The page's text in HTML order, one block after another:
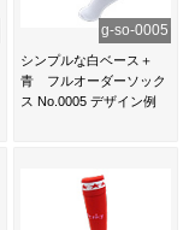
g-so-0005
シンプルな白ベース＋
青 フルオーダーソック
ス No.0005 デザイン例